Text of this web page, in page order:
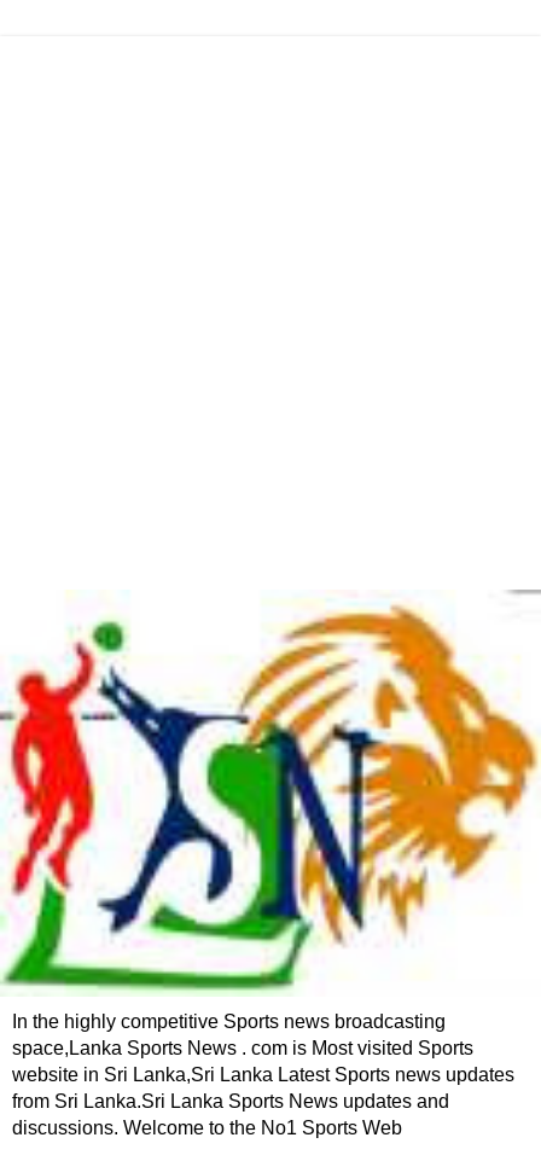
In the highly competitive Sports news broadcasting
space,Lanka Sports News . com is Most visited Sports
website in Sri Lanka,Sri Lanka Latest Sports news updates
from Sri Lanka.Sri Lanka Sports News updates and
discussions. Welcome to the No1 Sports Web